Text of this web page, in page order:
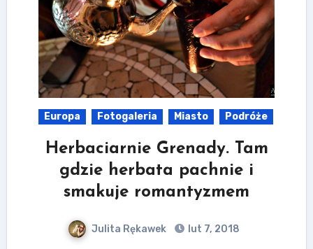
Europa Fotogaleria Miasto Podróże
Herbaciarnie Grenady. Tam
gdzie herbata pachnie i
smakuje romantyzmem
Julita Rękawek lut 7, 2018